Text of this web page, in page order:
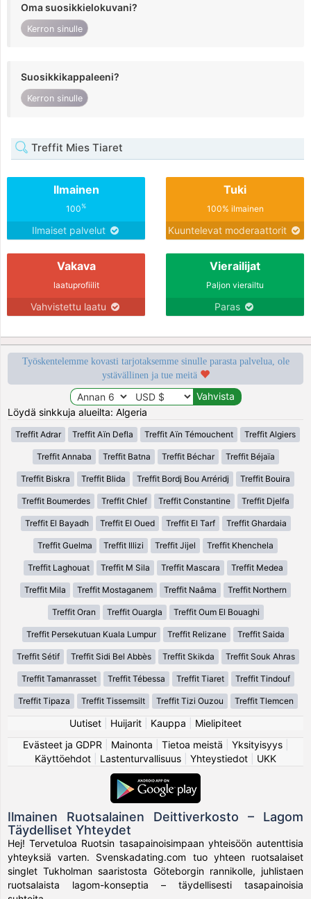
Oma suosikkielokuvani?
Kerron sinulle
Suosikkikappaleeni?
Kerron sinulle
Treffit Mies Tiaret
Ilmainen
100%
Ilmaiset palvelut
Tuki
100% ilmainen
Kuuntelevat moderaattorit
Vakava
laatuprofiilit
Vahvistettu laatu
Vierailijat
Paljon vierailtu
Paras
Työskentelemme kovasti tarjotaksemme sinulle parasta palvelua, ole
ystävällinen ja tue meitä
Löydä sinkkuja alueilta: Algeria
Treffit Adrar Treffit Aïn Defla Treffit Aïn Témouchent Treffit Algiers
Treffit Annaba Treffit Batna Treffit Béchar Treffit Béjaïa
Treffit Biskra Treffit Blida Treffit Bordj Bou Arréridj Treffit Bouira
Treffit Boumerdes Treffit Chlef Treffit Constantine Treffit Djelfa
Treffit El Bayadh Treffit El Oued Treffit El Tarf Treffit Ghardaia
Treffit Guelma Treffit Illizi Treffit Jijel Treffit Khenchela
Treffit Laghouat Treffit M Sila Treffit Mascara Treffit Medea
Treffit Mila Treffit Mostaganem Treffit Naâma Treffit Northern
Treffit Oran Treffit Ouargla Treffit Oum El Bouaghi
Treffit Persekutuan Kuala Lumpur Treffit Relizane Treffit Saida
Treffit Sétif Treffit Sidi Bel Abbès Treffit Skikda Treffit Souk Ahras
Treffit Tamanrasset Treffit Tébessa Treffit Tiaret Treffit Tindouf
Treffit Tipaza Treffit Tissemsilt Treffit Tizi Ouzou Treffit Tlemcen
Uutiset Huijarit Kauppa
Mielipiteet
Evästeet ja GDPR
Mainonta Tietoa meistä Yksityisyys|
Käyttöehdot
Lastenturvallisuus Yhteystiedot UKK
Ilmainen Ruotsalainen Deittiverkosto – Lagom
Täydelliset Yhteydet
Hej! Tervetuloa Ruotsin tasapainoisimpaan yhteisöön autenttisia
yhteyksiä varten. Svenskadating.com tuo yhteen ruotsalaiset
singlet Tukholman saaristosta Göteborgin rannikolle, juhlistaen
ruotsalaista lagom-konseptia – täydellisesti tasapainoisia